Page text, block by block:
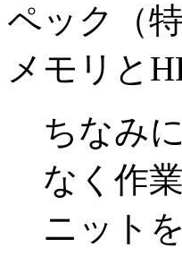
ペック（
メモリと
ちなみ
なく作
ニット